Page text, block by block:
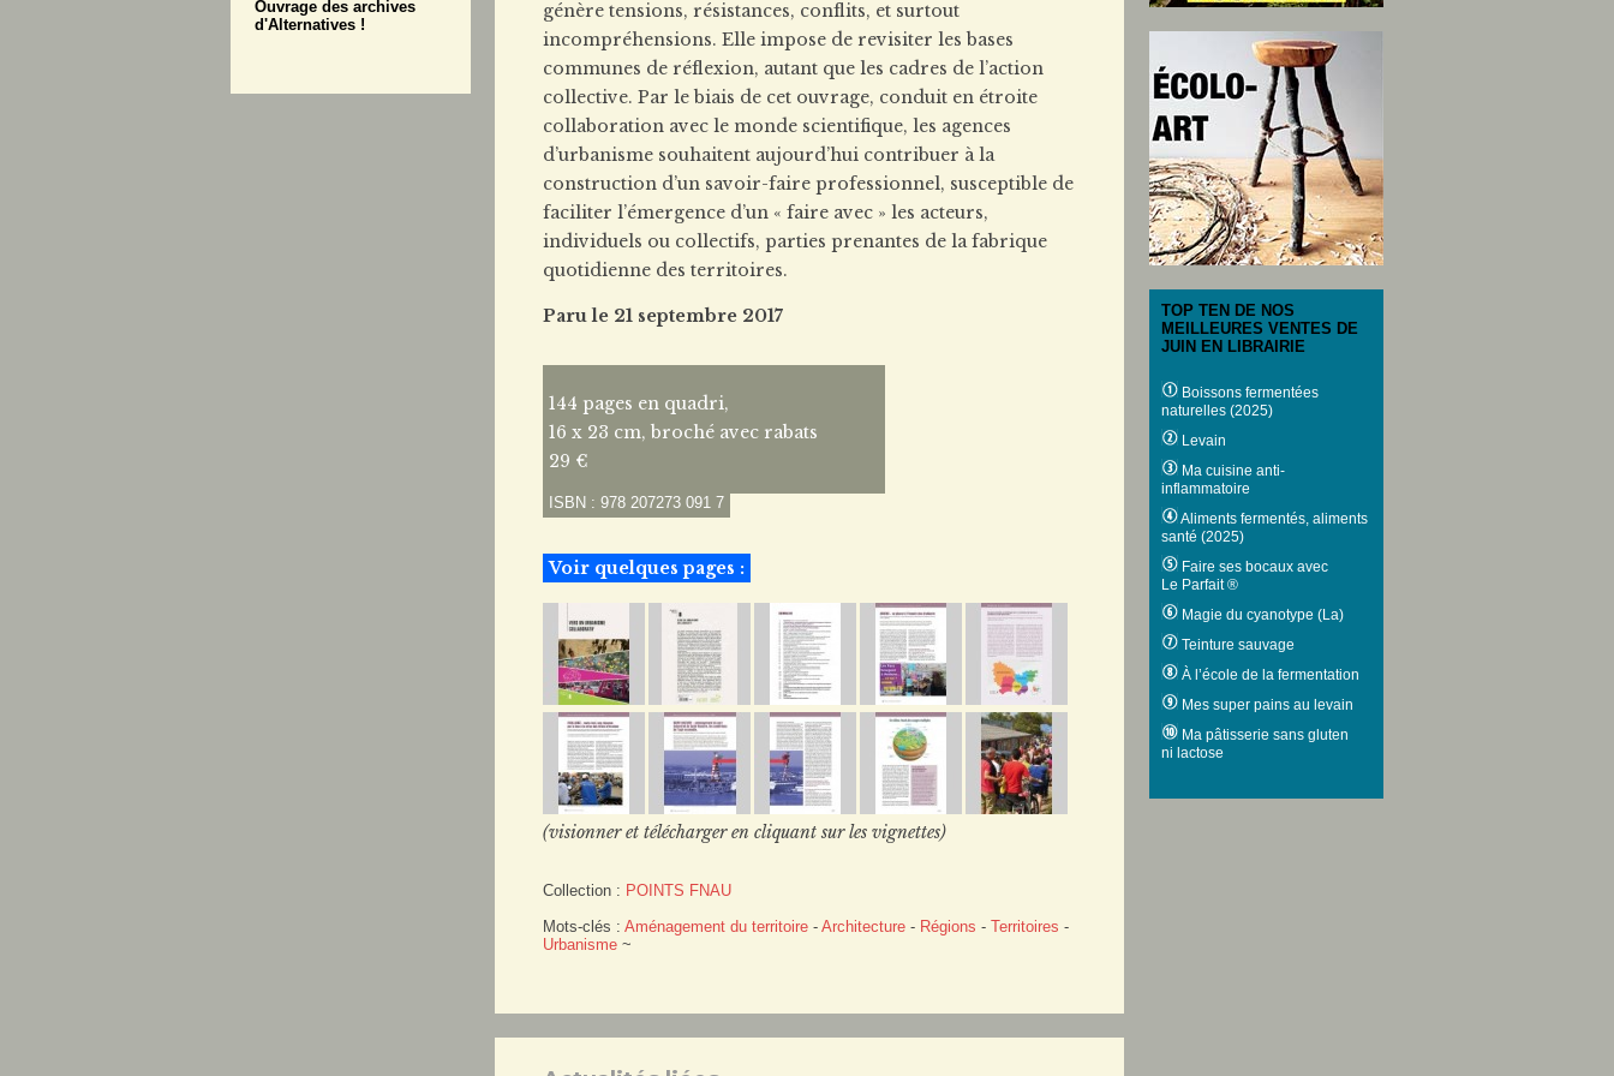
Ouvrage des archives
d'Alternatives !
génère tensions, résistances, conflits, et surtout
incompréhensions. Elle impose de revisiter les bases
communes de réflexion, autant que les cadres de l’action
collective. Par le biais de cet ouvrage, conduit en étroite
collaboration avec le monde scientifique, les agences
d’urbanisme souhaitent aujourd’hui contribuer à la
construction d’un savoir-faire professionnel, susceptible de
faciliter l’émergence d’un « faire avec » les acteurs,
individuels ou collectifs, parties prenantes de la fabrique
quotidienne des territoires.
Paru le 21 septembre 2017
144 pages en quadri,
16 x 23 cm, broché avec rabats
29 €
ISBN : 978 207273 091 7
Voir quelques pages :
(visionner et télécharger en cliquant sur les vignettes)
Collection : POINTS FNAU
Mots-clés : Aménagement du territoire - Architecture - Régions - Territoires -
Urbanisme ~
TOP TEN DE NOS
MEILLEURES VENTES DE
JUIN EN LIBRAIRIE
Boissons fermentées
naturelles (2025)
Levain
Ma cuisine anti-
inflammatoire
Aliments fermentés, aliments
santé (2025)
Faire ses bocaux avec
Le Parfait ®
Magie du cyanotype (La)
Teinture sauvage
À l’école de la fermentation
Mes super pains au levain
Ma pâtisserie sans gluten
ni lactose